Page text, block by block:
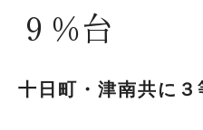
お問い合わせ
お問い合わせ
９％台
十日町・津南共に